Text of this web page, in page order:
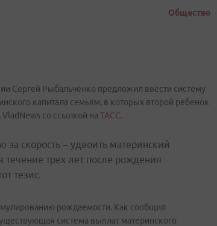
Общество
Сергей Рыбальченко предложил ввести систему
капитала семьям, в которых второй ребенок
со ссылкой на ТАСС.
скорость – удвоить материнский
течение трех лет после рождения
тезис.
рождаемости. Как сообщил
система выплат материнского